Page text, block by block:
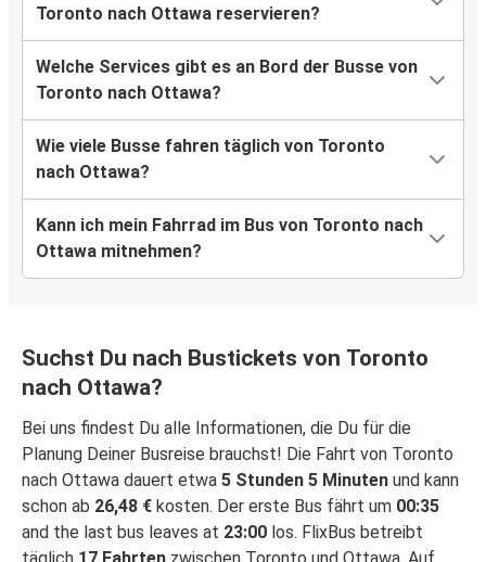
Toronto nach Ottawa reservieren?
Welche Services gibt es an Bord der Busse von
Toronto nach Ottawa?
Wie viele Busse fahren täglich von Toronto
nach Ottawa?
Kann ich mein Fahrrad im Bus von Toronto nach
Ottawa mitnehmen?
Suchst Du nach Bustickets von Toronto
nach Ottawa?
Bei uns findest Du alle Informationen, die Du für die
Planung Deiner Busreise brauchst! Die Fahrt von Toronto
nach Ottawa dauert etwa 5 Stunden 5 Minuten und kann
schon ab 26,48 € kosten. Der erste Bus fährt um 00:35
and the last bus leaves at 23:00 los. FlixBus betreibt